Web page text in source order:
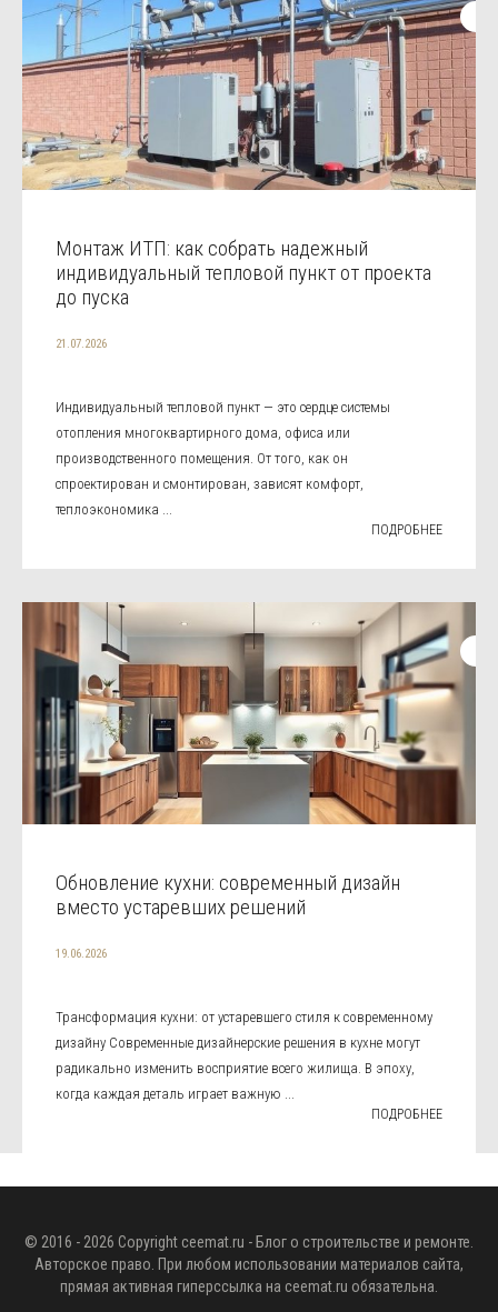
Монтаж ИТП: как собрать надежный
индивидуальный тепловой пункт от проекта
до пуска
21.07.2026
Индивидуальный тепловой пункт — это сердце системы
отопления многоквартирного дома, офиса или
производственного помещения. От того, как он
спроектирован и смонтирован, зависят комфорт,
теплоэкономика ...
ПОДРОБНЕЕ
Обновление кухни: современный дизайн
вместо устаревших решений
19.06.2026
Трансформация кухни: от устаревшего стиля к современному
дизайну Современные дизайнерские решения в кухне могут
радикально изменить восприятие всего жилища. В эпоху,
когда каждая деталь играет важную ...
ПОДРОБНЕЕ
© 2016 - 2026 Copyright ceemat.ru - Блог о строительстве и ремонте.
Авторское право. При любом использовании материалов сайта,
прямая активная гиперссылка на ceemat.ru обязательна.